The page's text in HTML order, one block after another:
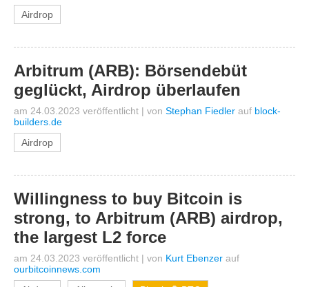
Airdrop
Arbitrum (ARB): Börsendebüt
geglückt, Airdrop überlaufen
am 24.03.2023 veröffentlicht | von Stephan Fiedler auf block-
builders.de
Airdrop
Willingness to buy Bitcoin is
strong, to Arbitrum (ARB) airdrop,
the largest L2 force
am 24.03.2023 veröffentlicht | von Kurt Ebenzer auf
ourbitcoinnews.com